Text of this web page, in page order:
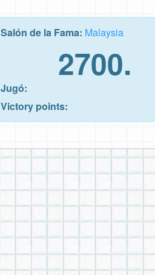
Salón de la Fama: Malaysia
2700.
Jugó:
Victory points: